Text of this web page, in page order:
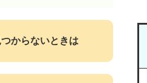
つからないときは